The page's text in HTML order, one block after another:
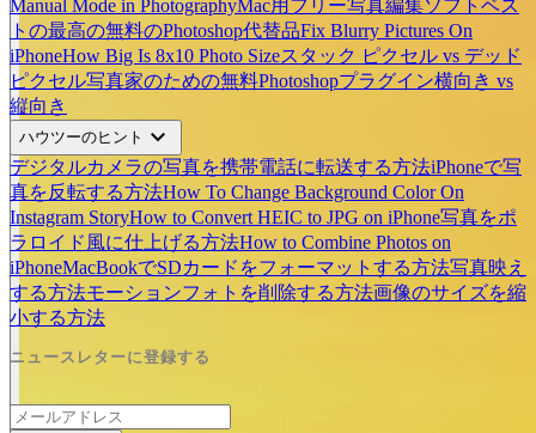
Manual Mode in PhotographyMac用フリー写真編集ソフトベス
ト の最高の無料のPhotoshop代替品Fix Blurry Pictures On
iPhoneHow Big Is 8x10 Photo Sizeスタック ピクセル vs デッド
ピクセル写真家のための無料Photoshopプラグイン横向き vs
縦向き
ハウツーのヒント expand_more
デジタルカメラの写真を携帯電話に転送する方法iPhoneで写
真を反転する方法How To Change Background Color On
Instagram StoryHow to Convert HEIC to JPG on iPhone写真をポ
ラロイド風に仕上げる方法How to Combine Photos on
iPhoneMacBookでSDカードをフォーマットする方法写真映え
する方法モーションフォトを削除する方法画像のサイズを縮
小する方法
ニュースレターに登録する